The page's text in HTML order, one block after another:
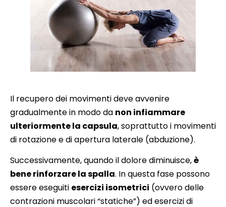
Il recupero dei movimenti deve avvenire
gradualmente in modo da non infiammare
ulteriormente la capsula, soprattutto i movimenti
di rotazione e di apertura laterale (abduzione).
Successivamente, quando il dolore diminuisce,è
bene rinforzare la spalla. In questa fase possono
essere eseguiti esercizi isometrici (ovvero delle
contrazioni muscolari “statiche”) ed esercizi di